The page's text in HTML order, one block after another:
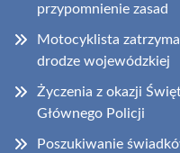
przypomnienie zasad
Motocyklista
drodze wojewódzkiej
Życzenia z okazji
Głównego Policji
Poszukiwanie